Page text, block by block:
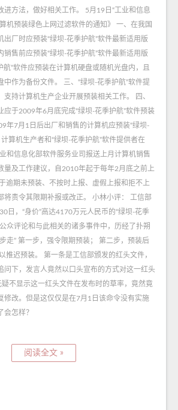
进方法，做好相关工作。 5月19日“工业和信息
机预装绿色上网过滤软件的通知》 一、在我国
出厂时应预装“绿坝-花季护航”软件最新适用版
销售前应预装“绿坝-花季护航”软件最新适用版
航”软件应预装在计算机硬盘或随机光盘内，且
中作为备份文件。 三、“绿坝-花季护航”软件提
支持计算机生产企业开展预装相关工作。 四、
应于2009年6月底完成“绿坝-花季护航”软件预装
年7月1日后出厂和销售的计算机应预装“绿坝-
算机生产者和“绿坝-花季护航”软件提供者在
和信息化部软件服务业司报送上月计算机销售
量及工作建议，自2010年起于每年2月底之前上
逾期未预装、不按时上报、虚假上报和拒不上
将责令其限期补报或改正。 小林小评： 工信部
日，“身价”高达4170万元人民币的“绿坝-花季
众评论和与此相关的诸多事件中，历经了扑朔
走” 第一步，强令限期预装； 第二步，预装后
推迟预装。 第一条是工信部颁发的红头文件，
问下，发言人竟然以口头宣布的方式对这一红头
疑不显示这一红头文件在发布时的草率，竟然竟
修改。但是这仅仅是在7月1日该命令没有实施
会怎样？
阅读全文 »